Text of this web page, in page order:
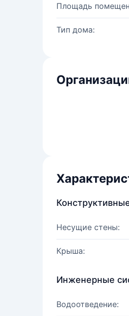
Площадь
Тип дома:
Несущие стены:
Крыша:
Инженерные
Водоотведение: